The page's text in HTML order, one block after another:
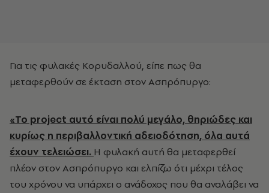
Για τις φυλακές Κορυδαλλού, είπε πως θα
μεταφερθούν σε έκταση στον Ασπρόπυργο:
«Το project αυτό είναι πολύ μεγάλο, θηριώδες και
κυρίως η περιβαλλοντική αδειοδότηση, όλα αυτά
έχουν τελειώσει. Η φυλακή αυτή θα μεταφερθεί
πλέον στον Ασπρόπυργο και ελπίζω ότι μέχρι τέλος
του χρόνου να υπάρχει ο ανάδοχος που θα αναλάβει να